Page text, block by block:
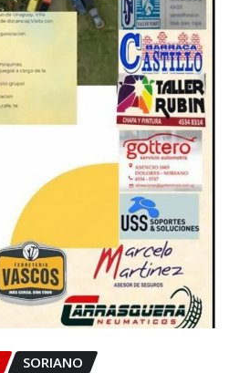
SORIANO